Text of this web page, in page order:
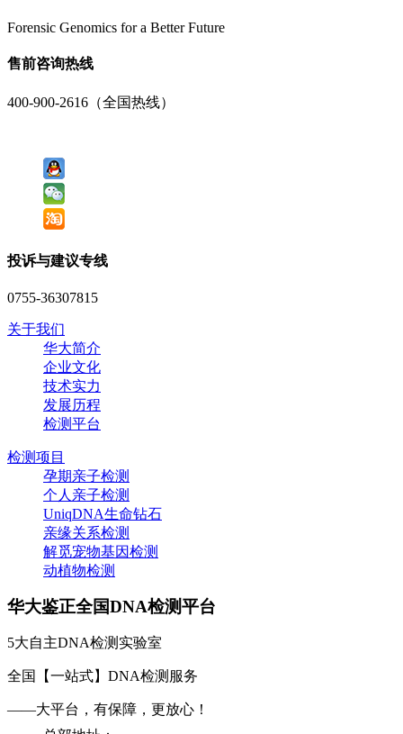
Forensic Genomics for a Better Future
售前咨询热线
400-900-2616（全国热线）
投诉与建议专线
0755-36307815
关于我们
华大简介
企业文化
技术实力
发展历程
检测平台
检测项目
孕期亲子检测
个人亲子检测
UniqDNA生命钻石
亲缘关系检测
解觅宠物基因检测
动植物检测
华大鉴正全国DNA检测平台
5大自主DNA检测实验室
全国【一站式】DNA检测服务
——大平台，有保障，更放心！